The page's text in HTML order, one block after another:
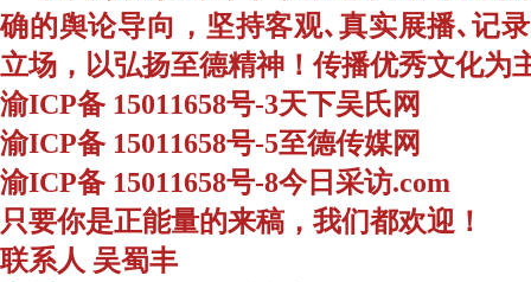
确的舆论导向，坚持客观､真实展播､记
立场，以弘扬至德精神！传播优秀文化为
渝ICP备 15011658号-3天下吴氏网
渝ICP备 15011658号-5至德传媒网
渝ICP备 15011658号-8今日采访.com
只要你是正能量的来稿，我们都欢迎！
联系人 吴蜀丰